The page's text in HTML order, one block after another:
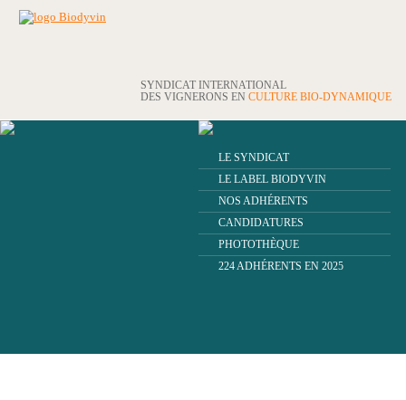
SYNDICAT INTERNATIONAL
DES VIGNERONS EN CULTURE BIO-DYNAMIQUE
LE SYNDICAT
LE LABEL BIODYVIN
NOS ADHÉRENTS
CANDIDATURES
PHOTOTHÈQUE
224 ADHÉRENTS EN 2025